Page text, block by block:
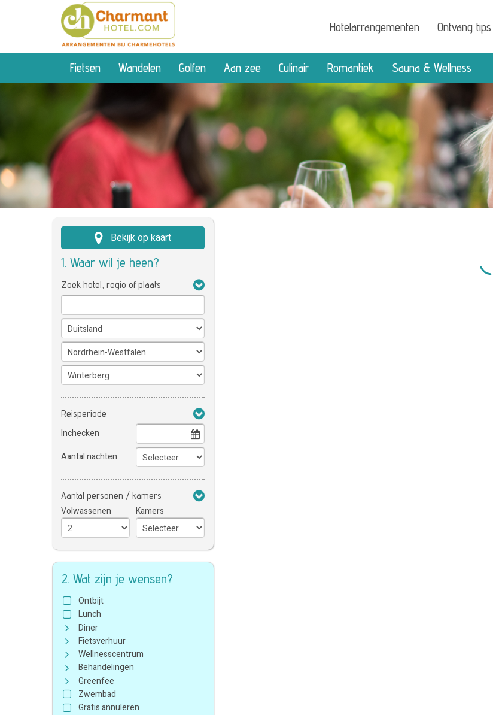
Hotelarrangementen Ontvang tips
Fietsen Wandelen Golfen Aan zee Culinair Romantiek Sauna & Wellness
Bekijk op kaart
1. Waar wil je heen?
Zoek hotel, regio of plaats
Reisperiode
Inchecken
Aantal nachten
Aantal personen / kamers
Volwassenen Kamers
2. Wat zijn je wensen?
Ontbijt
Lunch
Diner
Fietsverhuur
Wellnesscentrum
Behandelingen
Greenfee
Zwembad
Gratis annuleren